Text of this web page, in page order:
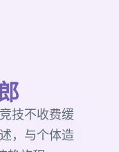
技不收费缓
，与个体造